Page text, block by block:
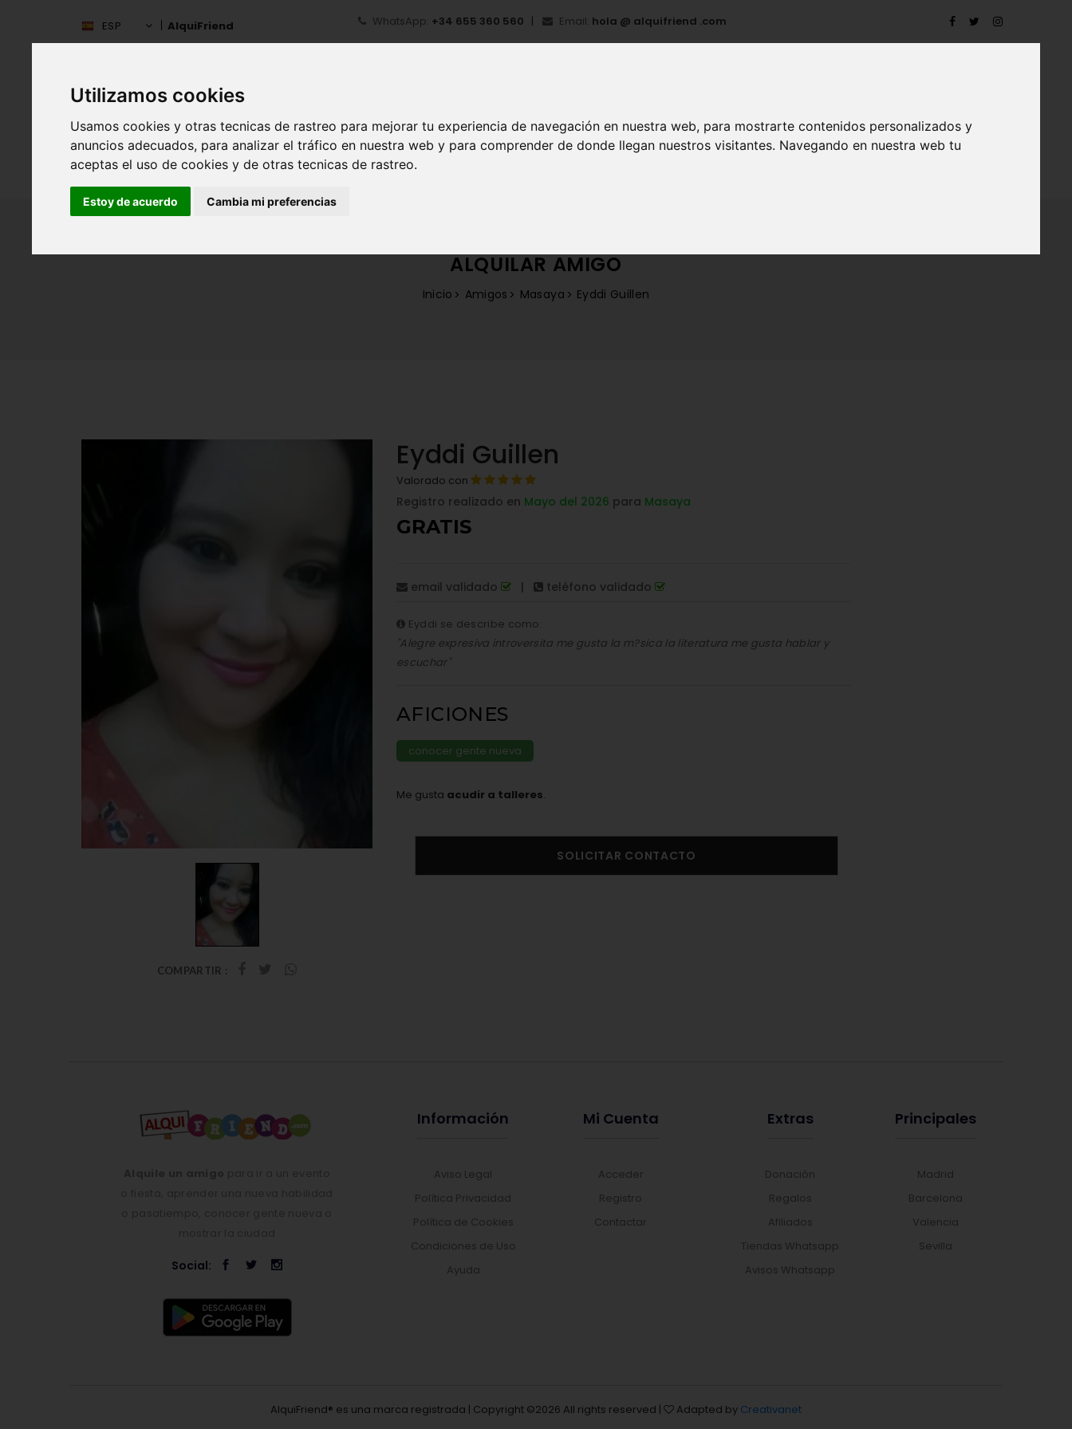
Utilizamos cookies
Usamos cookies y otras tecnicas de rastreo para mejorar tu experiencia de navegación en nuestra web, para mostrarte contenidos personalizados y
anuncios adecuados, para analizar el tráfico en nuestra web y para comprender de donde llegan nuestros visitantes. Navegando en nuestra web tu
aceptas el uso de cookies y de otras tecnicas de rastreo.
Estoy de acuerdo Cambia mi preferencias
ESP AlquiFriend WhatsApp: +34 655 360 560 Email: hola @ alquifriend .com
ESPAÑA INICIO ¿QUÉ ES ALQUIFRIEND?
ALQUILAR AMIGO
Inicio Amigos Masaya Eyddi Guillen
COMPARTIR :
Eyddi Guillen
Valorado con
Registro realizado en Mayo del 2026 para Masaya
GRATIS
email validado | teléfono validado
Eyddi se describe como:
"Alegre expresiva introversita me gusta la m?sica la literatura me gusta hablar y
escuchar"
AFICIONES
conocer gente nueva
Me gusta acudir a talleres.
SOLICITAR CONTACTO
Social:
Información
Aviso Legal
Política Privacidad
Política de Cookies
Condiciones de Uso
Ayuda
Mi Cuenta
Acceder
Registro
Contactar
Extras
Donación
Regalos
Afiliados
Tiendas Whatsapp
Avisos Whatsapp
Principales
Madrid
Barcelona
Valencia
Sevilla
AlquiFriend® es una marca registrada | Copyright ©2026 All rights reserved | Adapted by Creativanet